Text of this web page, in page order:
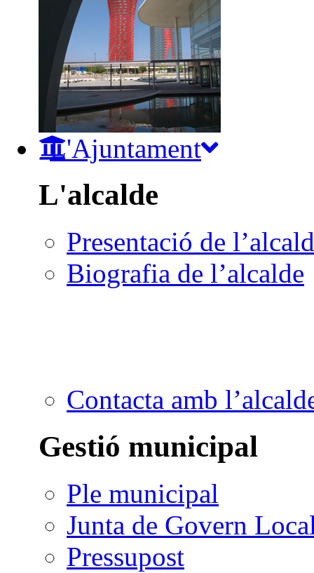
L'Ajuntament
L'alcalde
Presentació de
Biografia de l’alcalde
Contacta amb
Gestió municipal
Ple municipal
Junta de Govern
Pressupost